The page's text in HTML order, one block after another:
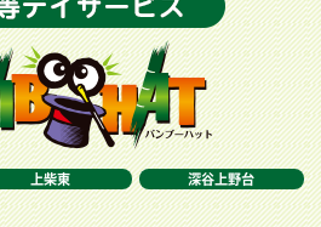
上柴東 深谷上野台